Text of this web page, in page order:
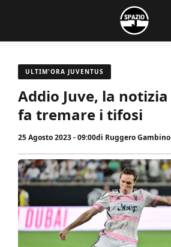
contenuto
ULTIM'ORA JUVENTUS
Addio Juve, la notizia
fa tremare i tifosi
25 Agosto 2023 - 09:00di Ruggero Gambino